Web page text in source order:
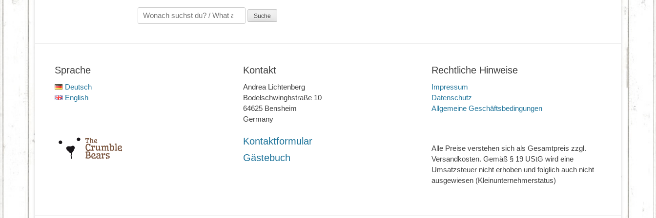
Suche
nach:
Sprache
Deutsch
English
Kontakt
Andrea Lichtenberg
Bodelschwinghstraße 10
64625 Bensheim
Germany
Kontaktformular
Gästebuch
Rechtliche Hinweise
Impressum
Datenschutz
Allgemeine Geschäftsbedingungen
Alle Preise verstehen sich als Gesamtpreis zzgl.
Versandkosten. Gemäß § 19 UStG wird eine
Umsatzsteuer nicht erhoben und folglich auch nicht
ausgewiesen (Kleinunternehmerstatus)